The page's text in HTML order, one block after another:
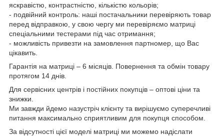
яскравістю, контрастністю, кількістю кольорів;
- подвійний контроль: наші постачальники перевіряють товар
перед відправкою, у свою чергу ми перевіряємо матриці
спеціальними тестерами під час отримання;
- можливість привезти на замовлення партномер, що Вас
цікавить.
Гарантія на матриці – 6 місяців. Повернення та обмін товару
протягом 14 днів.
Для сервісних центрів і постійних покупців – оптові ціни та
знижки.
Ми завжди йдемо назустріч клієнту та вирішуємо суперечливі
питання максимально сприятливим для покупця способом.
За відсутності цієї моделі матриці ми можемо надіслати